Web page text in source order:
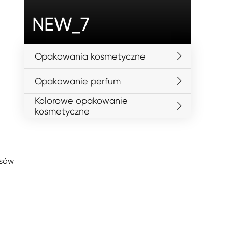
NEW_7
Opakowania kosmetyczne
Opakowanie perfum
Kolorowe opakowanie
kosmetyczne